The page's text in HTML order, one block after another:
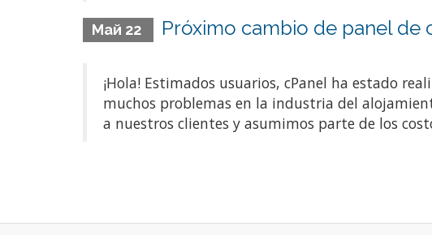
Май 22 Próximo cambio de panel de
¡Hola! Estimados usuarios, cPanel ha estado
muchos problemas en la industria del
a nuestros clientes y asumimos parte de los